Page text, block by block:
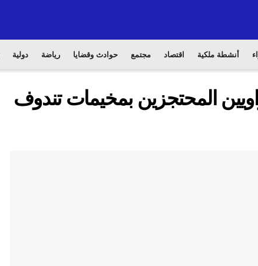
أنشطة ملكية اقتصاد مجتمع حوادث وقضايا رياضة دولية
المحتجزين بمخيمات تندوف